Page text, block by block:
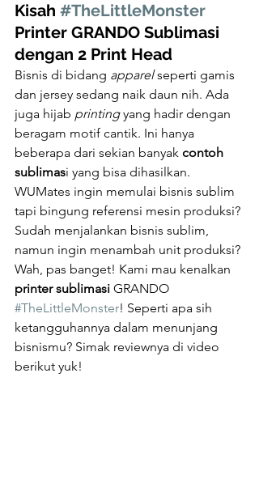
Kisah #TheLittleMonster
Printer GRANDO Sublimasi
dengan 2 Print Head
Bisnis di bidang apparel seperti gamis
dan jersey sedang naik daun nih. Ada
juga hijab printing yang hadir dengan
beragam motif cantik. Ini hanya
beberapa dari sekian banyak contoh
sublimasi yang bisa dihasilkan.
WUMates ingin memulai bisnis sublim
tapi bingung referensi mesin produksi?
Sudah menjalankan bisnis sublim,
namun ingin menambah unit produksi?
Wah, pas banget! Kami mau kenalkan
printer sublimasi GRANDO
#TheLittleMonster! Seperti apa sih
ketangguhannya dalam menunjang
bisnismu? Simak reviewnya di video
berikut yuk!